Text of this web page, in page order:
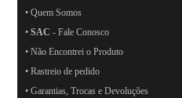
• Quem Somos
•SAC - Fale Conosco
• Não Encontrei o Produto
• Rastreio de pedido
• Garantias, Trocas e Devoluções